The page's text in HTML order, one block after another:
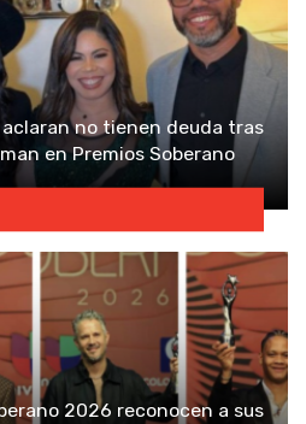
aclaran no tienen deuda tras
en Premios Soberano
2026 reconocen a sus